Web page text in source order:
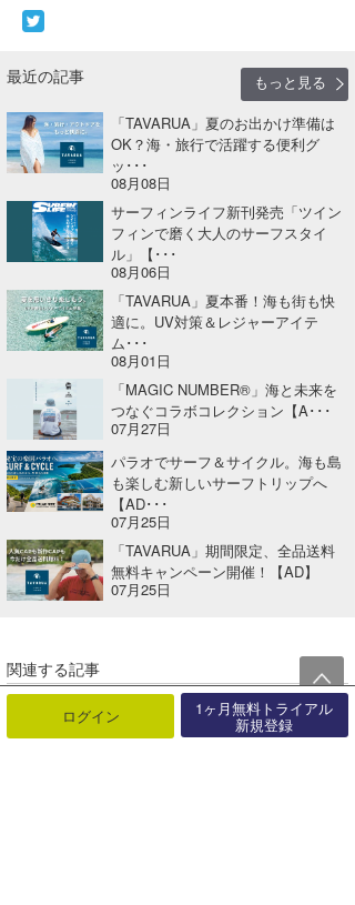
最近の記事
もっと見る
「TAVARUA」夏のお出かけ準備は
OK？海・旅行で活躍する便利グ
ッ･･･
08月08日
サーフィンライフ新刊発売「ツイン
フィンで磨く大人のサーフスタイ
ル」【･･･
08月06日
「TAVARUA」夏本番！海も街も快
適に。UV対策＆レジャーアイテ
ム･･･
08月01日
「MAGIC NUMBER®」海と未来を
つなぐコラボコレクション【A･･･
07月27日
パラオでサーフ＆サイクル。海も島
も楽しむ新しいサーフトリップへ
【AD･･･
07月25日
「TAVARUA」期間限定、全品送料
無料キャンペーン開催！【AD】
07月25日
関連する記事
MAGIC NUMBERの人気シリーズ”SEE YOU IN THE WATER”店舗限定アイテムをリリース【AD】
2022年04月19日
ログイン 1ヶ月無料トライアル
新規登録